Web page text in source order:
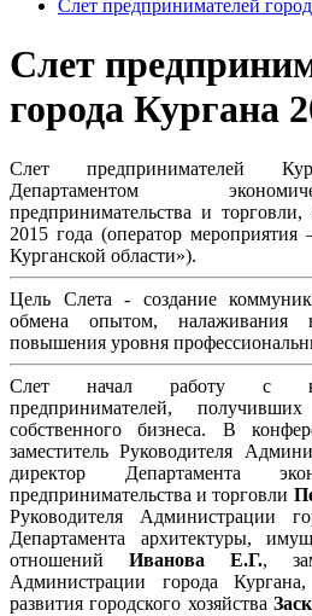
Слет предпринимателей
Слет
города Кургана
Слет предпринимателей
Департаментом
предпринимательства и
2015 года (оператор
Курганской области»).
Цель Слета - создание
обмена опытом, налаживания
повышения уровня
Слет начал работу с
предпринимателей,
собственного бизнеса. В
заместитель Руководителя
директор Департамента
предпринимательства и торговли
Руководителя Администрации
Департамента архитектуры,
отношений Иванова Е.Г.,
Администрации города
развития городского хозяйства